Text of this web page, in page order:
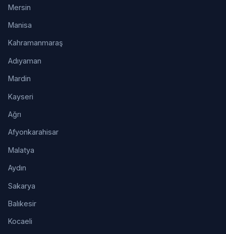
Mersin
Manisa
Kahramanmaraş
Adıyaman
Mardin
Kayseri
Ağrı
Afyonkarahisar
Malatya
Aydın
Sakarya
Balıkesir
Kocaeli